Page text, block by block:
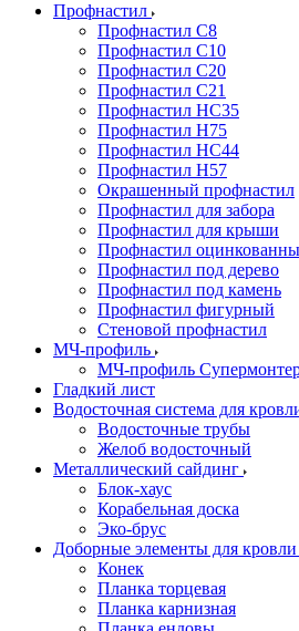
Профнастил
Профнастил С8
Профнастил С10
Профнастил С20
Профнастил С21
Профнастил НС35
Профнастил Н75
Профнастил HC44
Профнастил Н57
Окрашенный профнастил
Профнастил для забора
Профнастил для крыши
Профнастил
Профнастил под дерево
Профнастил под камень
Профнастил фигурный
Стеновой профнастил
МЧ-профиль
МЧ-профиль
Гладкий лист
Водосточная система для
Водосточные трубы
Желоб водосточный
Металлический сайдинг
Блок-хаус
Корабельная доска
Эко-брус
Доборные элементы для кровли
Конек
Планка торцевая
Планка карнизная